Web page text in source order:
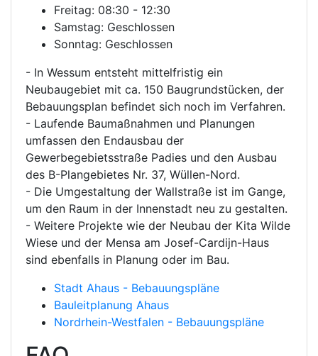
Freitag: 08:30 - 12:30
Samstag: Geschlossen
Sonntag: Geschlossen
- In Wessum entsteht mittelfristig ein
Neubaugebiet mit ca. 150 Baugrundstücken, der
Bebauungsplan befindet sich noch im Verfahren.
- Laufende Baumaßnahmen und Planungen
umfassen den Endausbau der
Gewerbegebietsstraße Padies und den Ausbau
des B-Plangebietes Nr. 37, Wüllen-Nord.
- Die Umgestaltung der Wallstraße ist im Gange,
um den Raum in der Innenstadt neu zu gestalten.
- Weitere Projekte wie der Neubau der Kita Wilde
Wiese und der Mensa am Josef-Cardijn-Haus
sind ebenfalls in Planung oder im Bau.
Stadt Ahaus - Bebauungspläne
Bauleitplanung Ahaus
Nordrhein-Westfalen - Bebauungspläne